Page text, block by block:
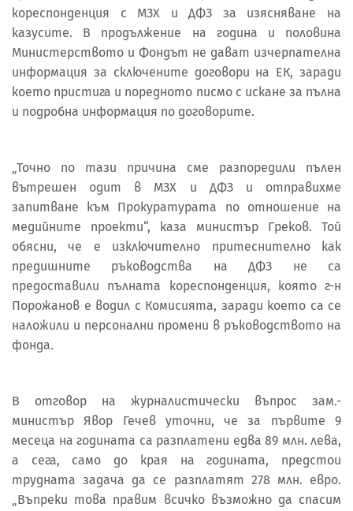
кореспонденция с МЗХ и ДФЗ за изясняване на
казусите. В продължение на година и половина
Министерството и Фондът не дават изчерпателна
информация за сключените договори на ЕК, заради
което пристига и поредното писмо с искане за пълна
и подробна информация по договорите.
„Точно по тази причина сме разпоредили пълен
вътрешен одит в МЗХ и ДФЗ и отправихме
запитване към Прокуратурата по отношение на
медийните проекти“, каза министър Греков. Той
обясни, че е изключително притеснително как
предишните ръководства на ДФЗ не са
предоставили пълната кореспонденция, която г-н
Порожанов е водил с Комисията, заради което са се
наложили и персонални промени в ръководството на
фонда.
В отговор на журналистически въпрос зам.-
министър Явор Гечев уточни, че за първите 9
месеца на годината са разплатени едва 89 млн. лева,
а сега, само до края на годината, предстои
трудната задача да се разплатят 278 млн. евро.
„Въпреки това правим всичко възможно да спасим